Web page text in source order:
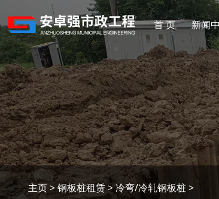
首 页 新闻
主页>钢板桩租赁>冷弯/冷轧钢板桩>